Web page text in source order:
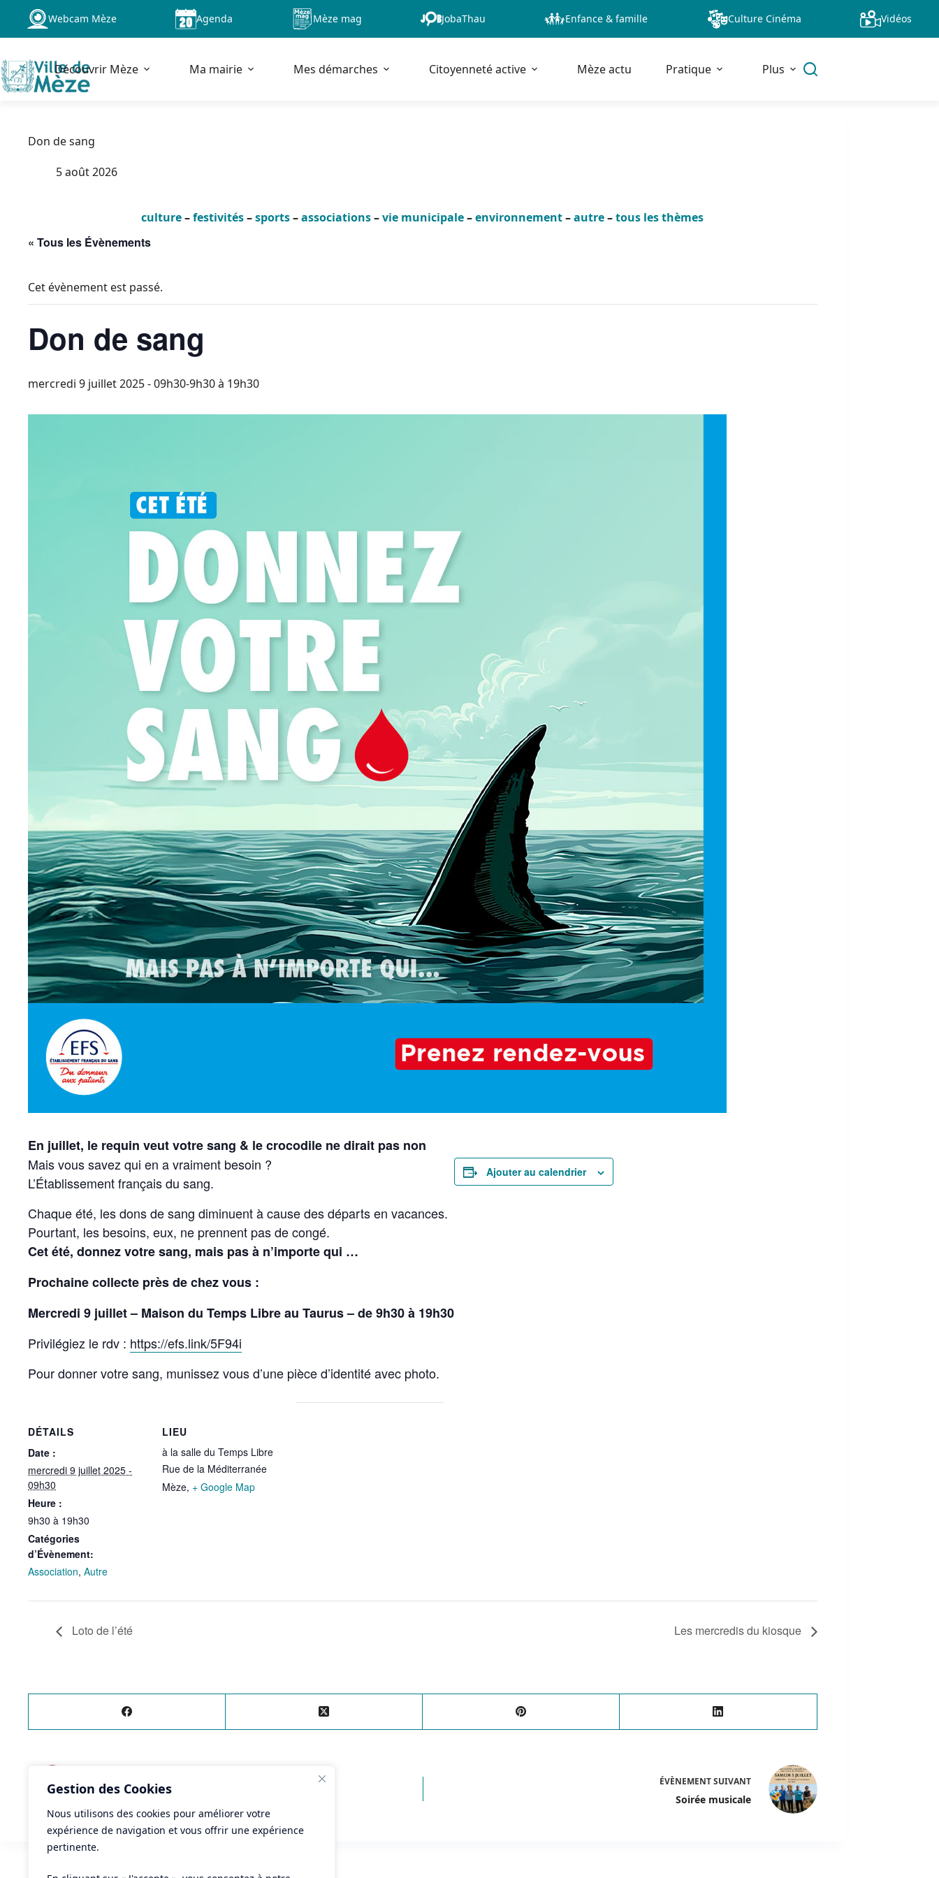
Gestion des Cookies
Nous utilisons des cookies pour améliorer votre
expérience de navigation et vous offrir une expérience
pertinente.
Passer
contenu
Webcam Mèze Agenda Mèze mag JobaThau Enfance & famille Culture Cinéma Vidéos
Découvrir Mèze Ma mairie Mes démarches Citoyenneté active Mèze actu Pratique Plus
Don de sang
5 août 2026
culture–festivités–sports–associations–vie municipale–environnement–autre–tous les thèmes
« Tous les Évènements
Cet évènement est passé.
Don de sang
mercredi 9 juillet 2025 - 09h30-9h30à 19h30
En juillet, le requin veut votre sang & le crocodile ne dirait pas non
Mais vous savez qui en a vraiment besoin ?
L’Établissement français du sang.
Chaque été, les dons de sang diminuent à cause des départs en vacances.
Pourtant, les besoins, eux, ne prennent pas de congé.
Cet été, donnez votre sang, mais pas à n’importe qui …
Prochaine collecte près de chez vous :
Mercredi 9 juillet – Maison du Temps Libre au Taurus – de 9h30 à 19h30
Privilégiez le rdv : https://efs.link/5F94i
Pour donner votre sang, munissez vous d’une pièce d’identité avec photo.
Ajouter au calendrier
DÉTAILS
Date :
mercredi 9 juillet 2025 -
09h30
Heure :
9h30 à 19h30
Catégories
d’Évènement:
Association, Autre
LIEU
à la salle du Temps Libre
Rue de la Méditerranée
Mèze, + Google Map
Loto de l’été Les mercredis du kiosque
ÉVÈNEMENT PRÉCÉDENT ÉVÈNEMENTSUIVANT
Soirée musicale